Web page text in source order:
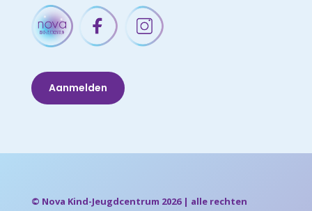
Aanmelden
© Nova Kind-Jeugdcentrum 2026 | alle rechten